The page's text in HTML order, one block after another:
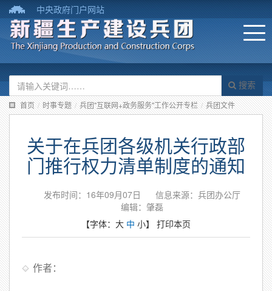
中央政府门户网站
搜索
首页 / 时事专题 / 兵团"互联网+政务服务"工作公开专栏 / 兵团文件
关于在兵团各级机关行政部
门推行权力清单制度的通知
发布时间：16年09月07日
信息来源：兵团办公厅
编辑：肇磊
【字体： 大 中 小】 打印本页
作者：